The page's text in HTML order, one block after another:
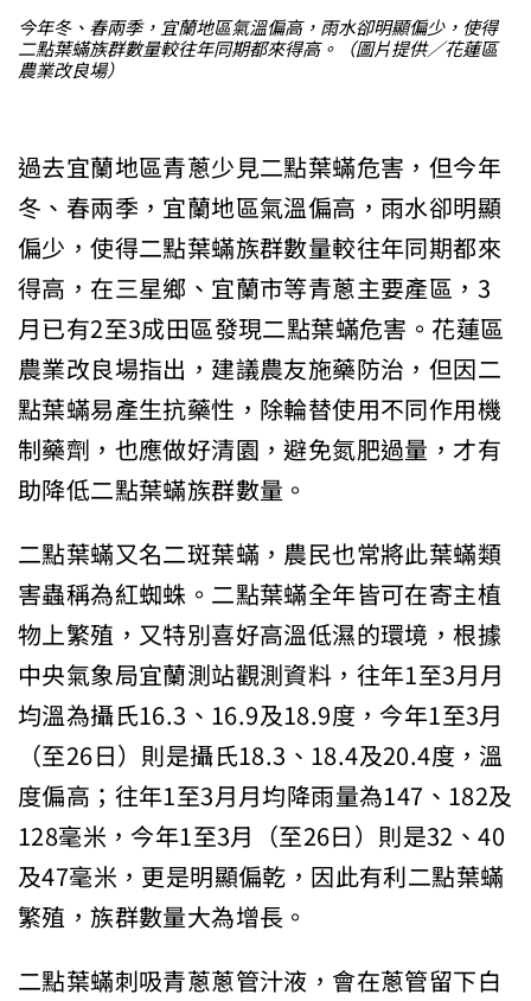
今年冬、春兩季，宜蘭地區氣溫偏高，雨水卻明顯偏少，使得
二點葉蟎族群數量較往年同期都來得高。（圖片提供／花蓮區
農業改良場）
過去宜蘭地區青蔥少見二點葉蟎危害，但今年
冬、春兩季，宜蘭地區氣溫偏高，雨水卻明顯
偏少，使得二點葉蟎族群數量較往年同期都來
得高，在三星鄉、宜蘭市等青蔥主要產區，3
月已有2至3成田區發現二點葉蟎危害。花蓮區
農業改良場指出，建議農友施藥防治，但因二
點葉蟎易產生抗藥性，除輪替使用不同作用機
制藥劑，也應做好清園，避免氮肥過量，才有
助降低二點葉蟎族群數量。
二點葉蟎又名二斑葉蟎，農民也常將此葉蟎類
害蟲稱為紅蜘蛛。二點葉蟎全年皆可在寄主植
物上繁殖，又特別喜好高溫低濕的環境，根據
中央氣象局宜蘭測站觀測資料，往年1至3月月
均溫為攝氏16.3、16.9及18.9度，今年1至3月
（至26日）則是攝氏18.3、18.4及20.4度，溫
度偏高；往年1至3月月均降雨量為147、182及
128毫米，今年1至3月（至26日）則是32、40
及47毫米，更是明顯偏乾，因此有利二點葉蟎
繁殖，族群數量大為增長。
二點葉蟎刺吸青蔥蔥管汁液，會在蔥管留下白